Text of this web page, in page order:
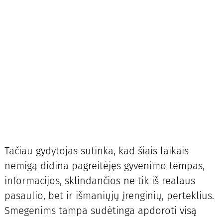
Tačiau gydytojas sutinka, kad šiais laikais
nemigą didina pagreitėjęs gyvenimo tempas,
informacijos, sklindančios ne tik iš realaus
pasaulio, bet ir išmaniųjų įrenginių, perteklius.
Smegenims tampa sudėtinga apdoroti visą